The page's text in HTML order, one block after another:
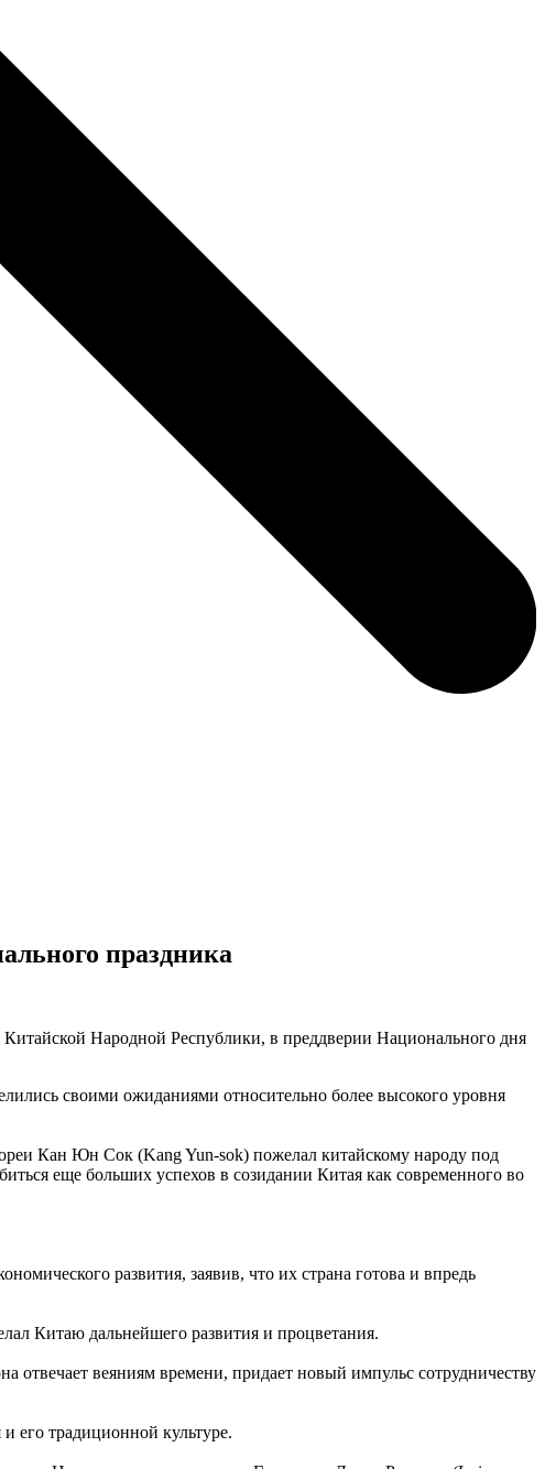
праздника
Народной Республики, в преддверии Национального дня
своими ожиданиями относительно более высокого уровня
Кан Юн Сок (Kang Yun-sok) пожелал китайскому народу под
еще больших успехов в созидании Китая как современного во
развития, заявив, что их страна готова и впредь
Китаю дальнейшего развития и процветания.
веяниям времени, придает новый импульс сотрудничеству
его традиционной культуре.